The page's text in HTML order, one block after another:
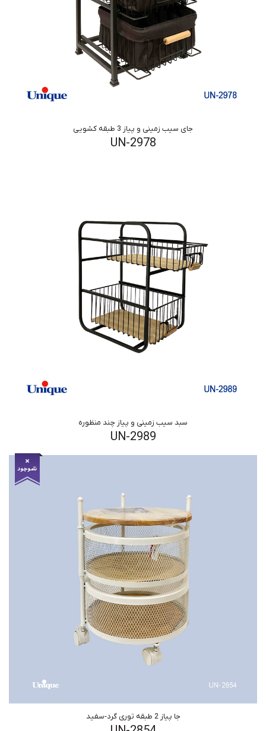
جای سیب زمینی و پیاز 3 طبقه کشویی
UN-2978
سبد سیب زمینی و پیاز چند منظوره
UN-2989
جا پیاز 2 طبقه توری گرد-سفید